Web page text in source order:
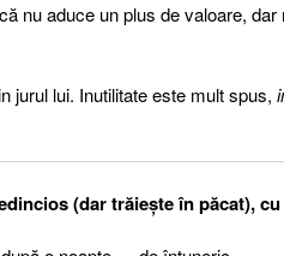
nu aduce un plus de valoare,
jurul lui. Inutilitate este mult spus,
(dar trăieşte în păcat), cu